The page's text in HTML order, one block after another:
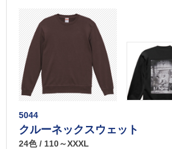
5044
クルーネックスウェット
24色 / 110～XXXL